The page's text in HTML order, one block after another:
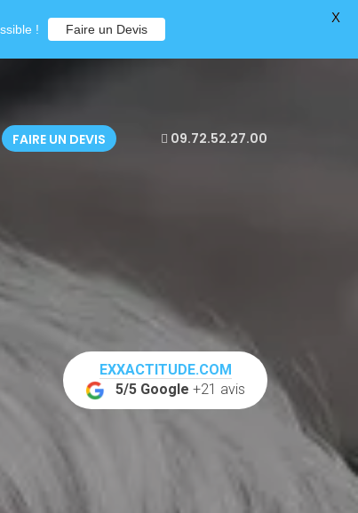
FAIRE UN DEVIS 09.72.52.27.00
EXXACTITUDE.COM
5/5 Google +21 avis
! Faire un Devis
X